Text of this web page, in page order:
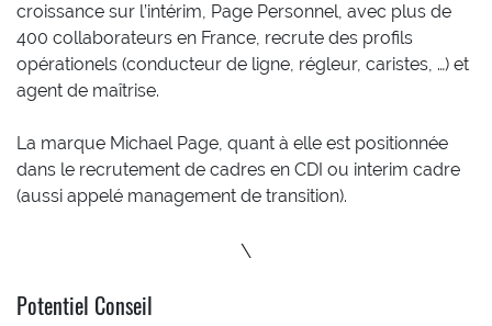
croissance sur l’intérim, Page Personnel, avec plus de
400 collaborateurs en France, recrute des profils
opérationels (conducteur de ligne, régleur, caristes, …) et
agent de maîtrise.
La marque Michael Page, quant à elle est positionnée
dans le recrutement de cadres en CDI ou interim cadre
(aussi appelé management de transition).
\
Potentiel Conseil